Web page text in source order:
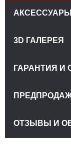
3D ГАЛЕРЕЯ
ГАРАНТИЯ И
ОТЗЫВЫ И